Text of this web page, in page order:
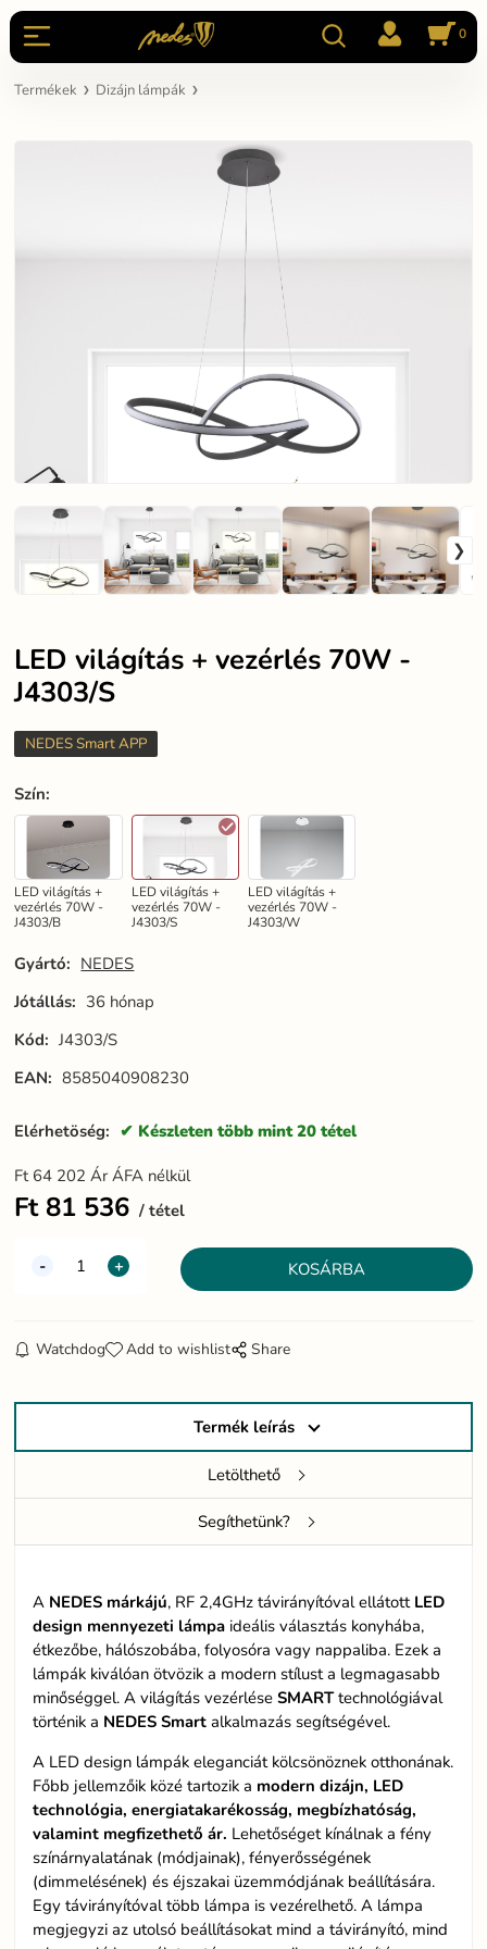
0
Termékek Dizájn lámpák
LED világítás + vezérlés 70W -
J4303/S
NEDES Smart APP
Szín:
LED világítás +
vezérlés 70W -
J4303/B
LED világítás +
vezérlés 70W -
J4303/S
LED világítás +
vezérlés 70W -
J4303/W
Gyártó: NEDES
Jótállás: 36 hónap
Kód: J4303/S
EAN: 8585040908230
Elérhetöség: Készleten több mint 20 tétel
Ft 64 202 Ár ÁFA nélkül
Ft 81 536 tétel
Watchdog Add to wishlist Share
Termék leírás
Letölthető
Segíthetünk?
A NEDES márkájú, RF 2,4GHz távirányítóval ellátott LED
design mennyezeti lámpa ideális választás konyhába,
étkezőbe, hálószobába, folyosóra vagy nappaliba. Ezek a
lámpák kiválóan ötvözik a modern stílust a legmagasabb
minőséggel. A világítás vezérléseSMARTtechnológiával
történik a NEDES Smart alkalmazás segítségével.
A LED design lámpák eleganciát kölcsönöznek otthonának.
Főbb jellemzőik közé tartozik a modern dizájn, LED
technológia, energiatakarékosság, megbízhatóság,
valamint megfizethető ár. Lehetőséget kínálnak a fény
színárnyalatának (módjainak), fényerősségének
(dimmelésének) és éjszakai üzemmódjának beállítására.
Egy távirányítóval több lámpa is vezérelhető. A lámpa
megjegyzi az utolsó beállításokat mind a távirányító, mind